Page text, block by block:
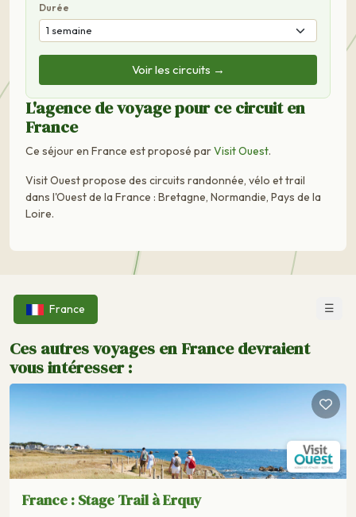
Durée
Voir les circuits →
L'agence de voyage pour ce circuit en
France
Ce séjour en France est proposé parVisit Ouest.
Visit Ouest propose des circuits randonnée, vélo et trail
dans l'Ouest de la France : Bretagne, Normandie, Pays de la
Loire.
France ☰
Ces autres voyages en France devraient
vous intéresser :
France : Stage Trail à Erquy